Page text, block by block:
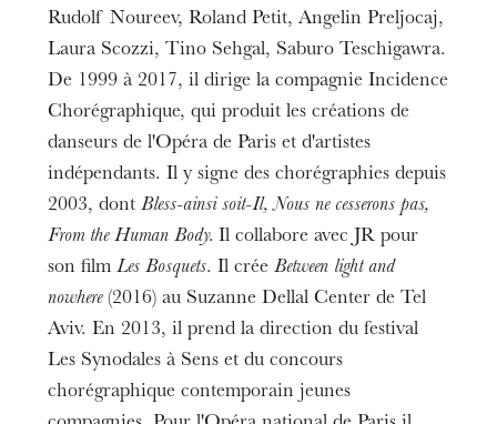
Rudolf Noureev, Roland Petit, Angelin Preljocaj,
Laura Scozzi, Tino Sehgal, Saburo Teschigawra.
De 1999 à 2017, il dirige la compagnie Incidence
Chorégraphique, qui produit les créations de
danseurs de l'Opéra de Paris et d'artistes
indépendants. Il y signe des chorégraphies depuis
2003, dontBless-ainsi soit-Il, Nous ne cesserons pas,
From the Human Body. Il collabore avec JR pour
son filmLes Bosquets. Il créeBetween light and
nowhere(2016) au Suzanne Dellal Center de Tel
Aviv. En 2013, il prend la direction du festival
Les Synodales à Sens et du concours
chorégraphique contemporain jeunes